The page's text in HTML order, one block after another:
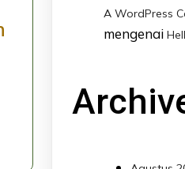
A WordPress
mengenai